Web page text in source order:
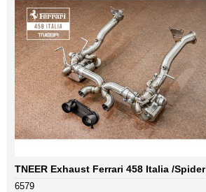
TNEER Exhaust Ferrari 458 Italia /Spider
6579